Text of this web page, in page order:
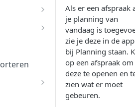
Als er een afspraak
je planning van
vandaag is
zie je deze in de app
bij Planning staan.
op een afspraak om
deze te openen en
zien wat er moet
gebeuren.